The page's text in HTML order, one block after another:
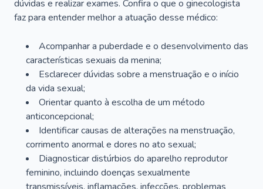
dúvidas e realizar exames. Confira o que o ginecologista
faz para entender melhor a atuação desse médico:
Acompanhar a puberdade e o desenvolvimento das
características sexuais da menina;
Esclarecer dúvidas sobre a menstruação e o início
da vida sexual;
Orientar quanto à escolha de um método
anticoncepcional;
Identificar causas de alterações na menstruação,
corrimento anormal e dores no ato sexual;
Diagnosticar distúrbios do aparelho reprodutor
feminino, incluindo doenças sexualmente